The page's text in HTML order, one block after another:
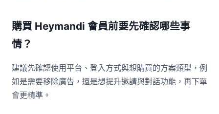
購買 Heymandi 會員前要先確認哪些事
情？
建議先確認使用平台、登入方式與想購買的方案類型，例
如是需要移除廣告，還是想提升邀請與對話功能，再下單
會更精準。